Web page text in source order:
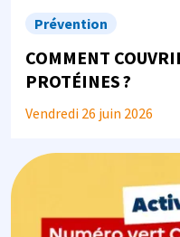
Prévention
COMMENT
PROTÉINES ?
Vendredi 26 juin 2026
Image